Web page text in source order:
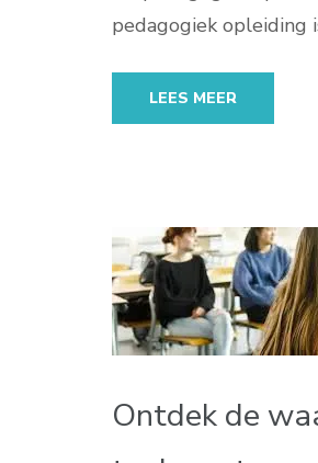
pedagogiek opleiding
LEES MEER
Ontdek de